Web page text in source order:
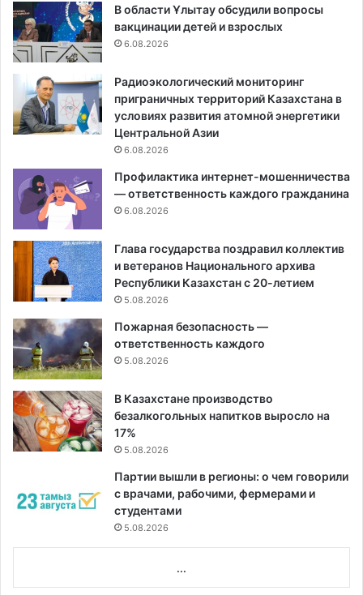
В области Ұлытау обсудили вопросы
вакцинации детей и взрослых
6.08.2026
Радиоэкологический мониторинг
приграничных территорий Казахстана в
условиях развития атомной энергетики
Центральной Азии
6.08.2026
Профилактика интернет-мошенничества
— ответственность каждого гражданина
6.08.2026
Глава государства поздравил коллектив
и ветеранов Национального архива
Республики Казахстан с 20-летием
5.08.2026
Пожарная безопасность —
ответственность каждого
5.08.2026
В Казахстане производство
безалкогольных напитков выросло на
17%
5.08.2026
Партии вышли в регионы: о чем говорили
с врачами, рабочими, фермерами и
студентами
5.08.2026
...